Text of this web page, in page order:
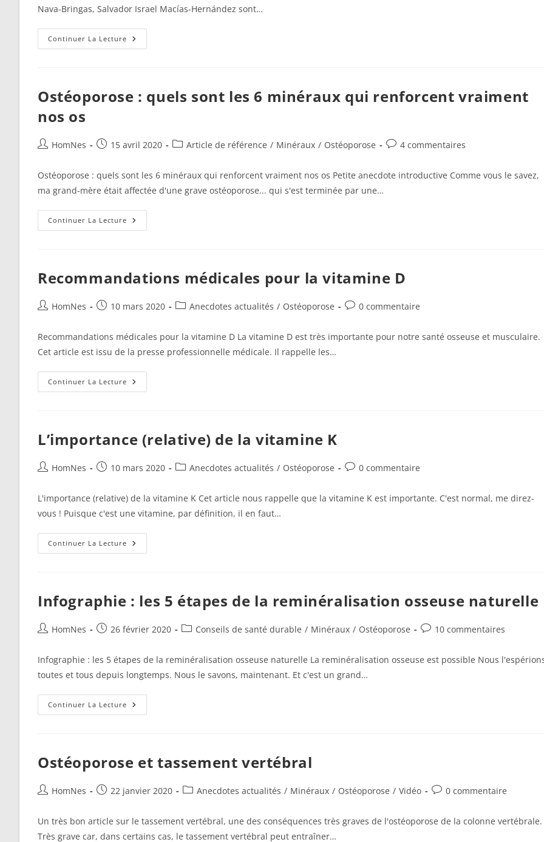
Nava-Bringas, Salvador Israel Macías-Hernández sont…
Continuer La Lecture 14
Conseils
L’ostéoporose
Ostéoporose : quels sont les 6 minéraux qui renforcent vraiment
nos os
Auteur/autrice
la
publication :
HomNes
Publication
15 avril 2020
PostArticle de référence / Minéraux / Ostéoporose
Commentaires
la
publication :
4 commentaires
Ostéoporose : quels sont les 6 minéraux qui renforcent vraiment nos os Petite anecdote introductive Comme vous le savez,
ma grand-mère était affectée d'une grave ostéoporose... qui s'est terminée par une…
Continuer La Lecture Ostéoporose :
Quels
Qui
Renforcent
Os
Recommandations médicales pour la vitamine D
Auteur/autrice
la
publication :
HomNes
Publication
10 mars 2020
PostAnecdotes actualités / Ostéoporose
Commentaires
publication :
0 commentaire
Recommandations médicales pour la vitamine D La vitamine D est très importante pour notre santé osseuse et musculaire.
Cet article est issu de la presse professionnelle médicale. Il rappelle les…
Continuer La Lecture Recommandations
Médicales
L’importance (relative) de la vitamine K
Auteur/autrice
la
publication :
HomNes
Publication
10 mars 2020
PostAnecdotes actualités / Ostéoporose
Commentaires
publication :
0 commentaire
L'importance (relative) de la vitamine K Cet article nous rappelle que la vitamine K est importante. C'est normal, me direz-
vous ! Puisque c'est une vitamine, par définition, il en faut…
Continuer La Lecture L’importance
(relative)
Infographie : les 5 étapes de la reminéralisation osseuse naturelle
Auteur/autrice
la
publication :
HomNes
Publication
26 février 2020
PostConseils de santé durable / Minéraux / Ostéoporose
Commentaires
publication :
10 commentaires
Infographie : les 5 étapes de la reminéralisation osseuse naturelle La reminéralisation osseuse est possible Nous
toutes et tous depuis longtemps. Nous le savons, maintenant. Et c'est un grand…
Continuer La Lecture Infographie
:
Reminéralisation
Ostéoporose et tassement vertébral
Auteur/autrice
la
publication :
HomNes
Publication
22 janvier 2020
PostAnecdotes actualités / Minéraux / Ostéoporose / Vidéo
Commentaires
publication :
0 commentaire
Un très bon article sur le tassement vertébral, une des conséquences très graves de l'ostéoporose de la colonne vertébrale.
Très grave car, dans certains cas, le tassement vertébral peut entraîner…